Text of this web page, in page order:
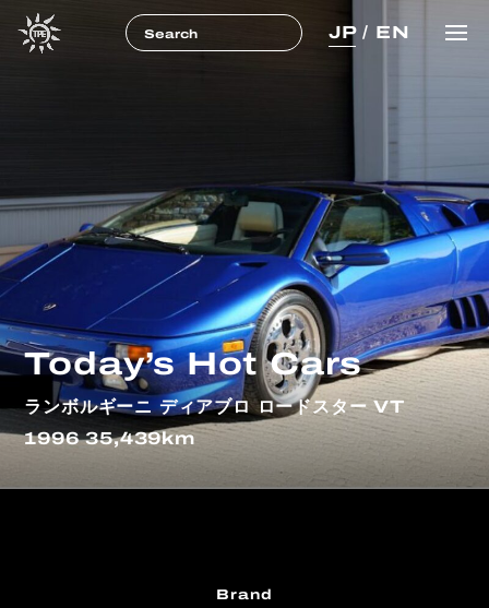
JP/ EN
Today’s Hot Cars
ランボルギーニ ディアブロ ロードスター VT
1996 35,439km
Brand